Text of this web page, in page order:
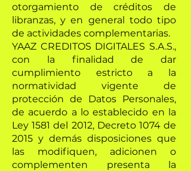
otorgamiento de créditos de
libranzas, y en general todo tipo
de actividades complementarias.
YAAZ CREDITOS DIGITALES S.A.S.,
con la finalidad de dar
cumplimiento estricto a la
normatividad vigente de
protección de Datos Personales,
de acuerdo a lo establecido en la
Ley 1581 del 2012, Decreto 1074 de
2015 y demás disposiciones que
las modifiquen, adicionen o
complementen presenta la